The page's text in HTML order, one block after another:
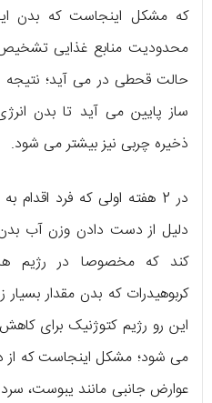
که مشکل اینجاست که بدن
محدودیت منابع غذایی
حالت قحطی در می آید؛
ساز پایین می آید تا بدن
ذخیره چربی نیز بیشتر می شود.
در 2 هفته اولی که فرد
دلیل از دست دادن وزن آب
کند که مخصوصا در رژیم
کربوهیدرات که بدن مقدار
این رو رژیم کتوژنیک برای
می شود؛ مشکل اینجاست که
عوارض جانبی مانند یبوست،